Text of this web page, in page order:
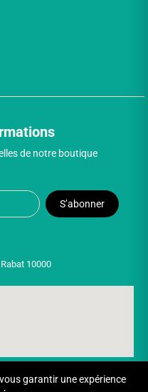
de notre boutique
S’abonner
10000
garantir une expérience